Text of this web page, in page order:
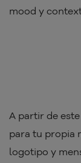
mood y
A partir de
para tu propia
logotipo y